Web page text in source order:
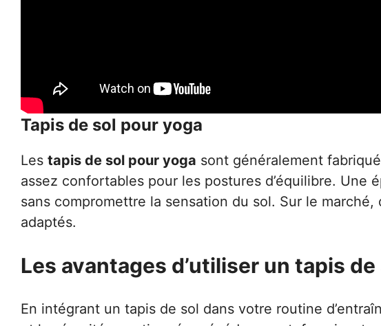
Tapis de sol pour yoga
Les tapis de sol pour yoga sont généralement
assez confortables pour les postures d’équilibre. Une
sans compromettre la sensation du sol. Sur le marché,
adaptés.
Les avantages d’utiliser un tapis
En intégrant un tapis de sol dans votre routine